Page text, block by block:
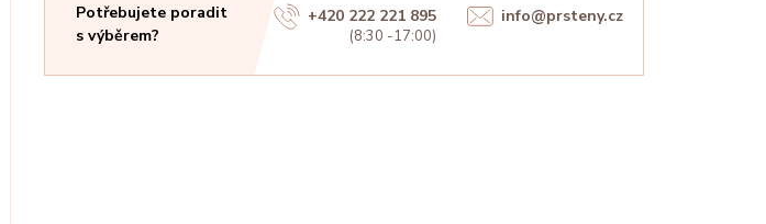
Potřebujete poradit
s výběrem?
+420 222 221 895
(8:30 -17:00)
info@prsteny.cz